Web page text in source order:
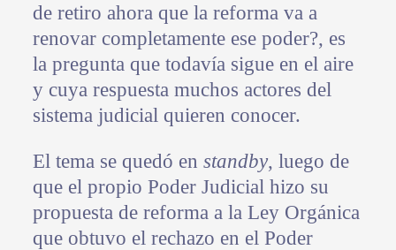
de retiro ahora que la reforma va a
renovar completamente ese poder?, es
la pregunta que todavía sigue en el aire
y cuya respuesta muchos actores del
sistema judicial quieren conocer.
El tema se quedó en standby, luego de
que el propio Poder Judicial hizo su
propuesta de reforma a la Ley Orgánica
que obtuvo el rechazo en el Poder